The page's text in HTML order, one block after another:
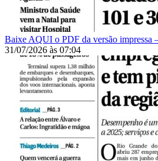
Baixe AQUI o PDF da versão impressa
31/07/2026 às 07:04